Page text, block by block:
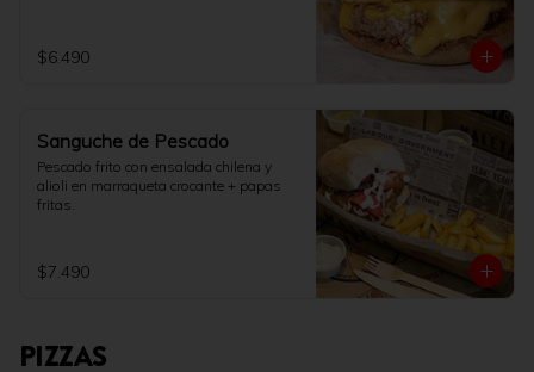
$6.490
Sanguche de Pescado
Pescado frito con ensalada chilena y
alioli en marraqueta crocante + papas
fritas.
$7.490
PIZZAS